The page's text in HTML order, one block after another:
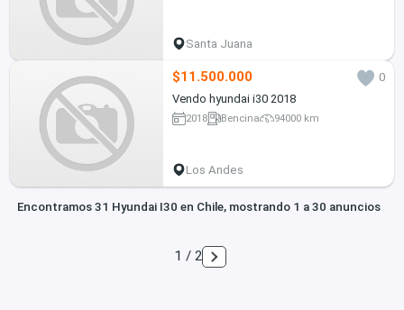
Santa Juana
$11.500.000
0
Vendo hyundai i30 2018
2018 Bencina 94000 km
Los Andes
Encontramos 31 Hyundai I30 en Chile, mostrando 1 a 30 anuncios
1 / 2